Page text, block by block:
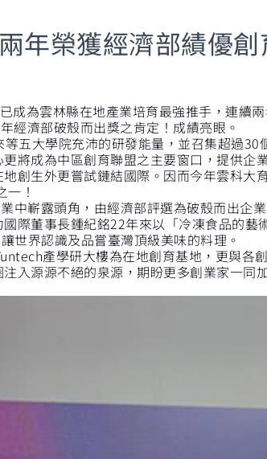
年榮獲經濟部績優創
成為雲林縣在地產業培育最強推手，連續
經濟部破殼而出獎之肯定！成績亮眼。
五大學院充沛的研發能量，並召集超過30
將成為中區創育聯盟之主要窗口，提供企
創生外更嘗試鏈結國際。因而今年雲科大
！
嶄露頭角，由經濟部評選為破殼而出企
際董事長鍾紀銘22年來以「冷凍食品的藝
世界認識及品嘗臺灣頂級美味的料理。
產學研大樓為在地創育基地，更與各
入源源不絕的泉源，期盼更多創業家一同